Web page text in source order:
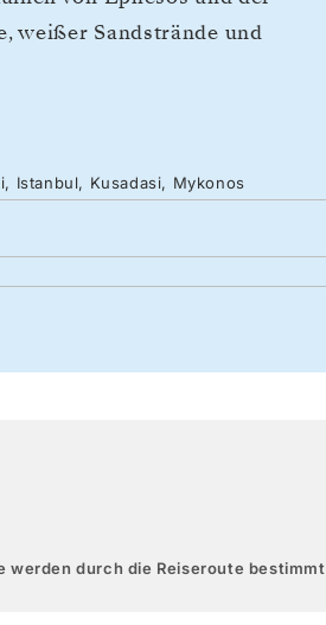
weißer Sandstrände und
Istanbul, Kusadasi, Mykonos
werden durch die Reiseroute bestimmt